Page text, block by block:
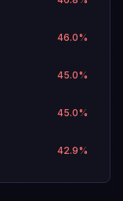
46.0%
45.0%
45.0%
42.9%